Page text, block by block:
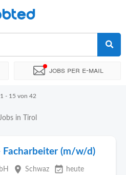
Jobs per e-mail
Personaldienstleister
1 - 15 von 42
in Tirol
(m/w/d)
place Schwaz event_available heute